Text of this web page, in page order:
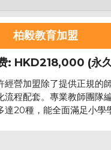
柏毅教育加盟
: HKD218,000 (永
經營加盟除了提供正規的
流程配套。專業教師團隊
達20種，能全面滿足小學